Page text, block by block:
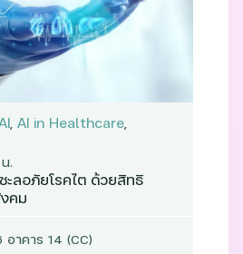
, AI in Healthcare,
.
ะลอภัยโรคไต ด้วยสิทธิ
คม
าคาร 14 (CC)